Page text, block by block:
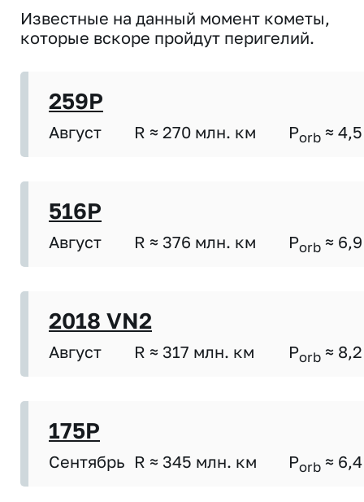
Известные на данный момент кометы,
которые вскоре пройдут перигелий.
259P
Август R ≈ 270 млн. км Porb ≈ 4,5
516P
Август R ≈ 376 млн. км Porb ≈ 6,9
2018 VN2
Август R ≈ 317 млн. км Porb ≈ 8,2
175P
Сентябрь R ≈ 345 млн. км Porb ≈ 6,4